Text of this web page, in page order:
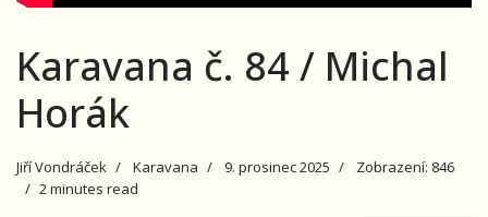
Karavana č. 84 / Michal
Horák
Jiří Vondráček Karavana 9. prosinec 2025
Zobrazení: 846
2 minutes read